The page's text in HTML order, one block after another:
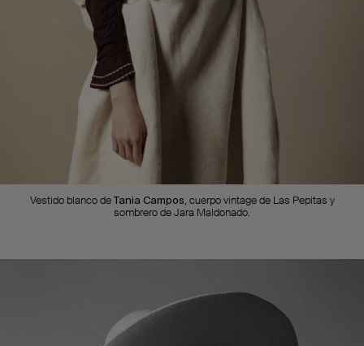
Vestido blanco deTania Campos, cuerpo vintage de Las Pepitas y
sombrero de Jara Maldonado.